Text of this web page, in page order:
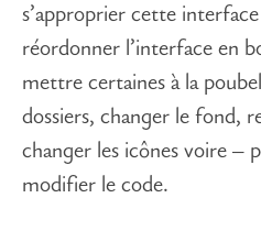
s’approprier cette
réordonner l’interface en
mettre certaines à la
dossiers, changer le fond,
changer les icônes voire –
modifier le code.